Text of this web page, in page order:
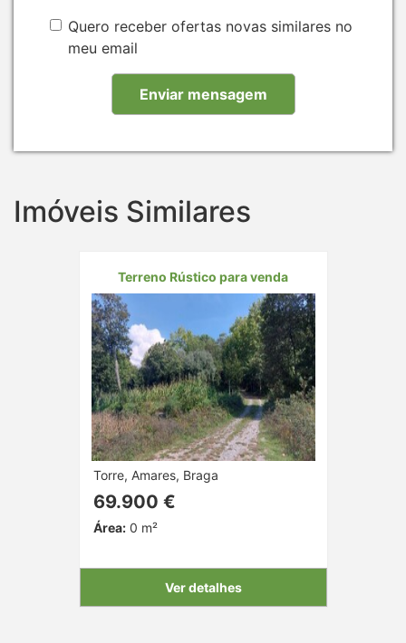
Quero receber ofertas novas similares no
meu email
Imóveis Similares
Terreno Rústico para venda
Torre, Amares, Braga
69.900 €
Área:0 m²
Ver detalhes